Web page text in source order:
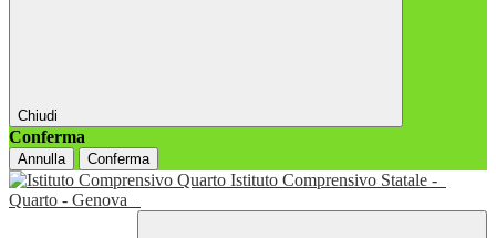
Chiudi
Conferma
Annulla Conferma
Istituto Comprensivo Statale -
Quarto - Genova